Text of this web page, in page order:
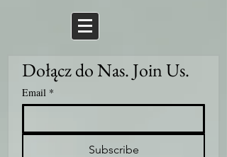
Dołącz do Nas. Join Us.
Email *
Subscribe